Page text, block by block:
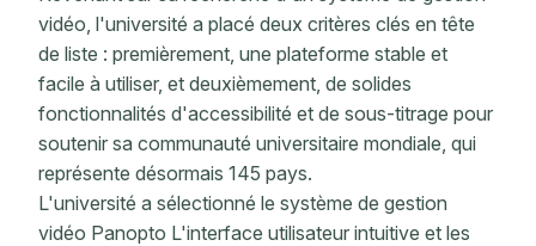
vidéo, l'université a placé deux critères clés en tête
de liste : premièrement, une plateforme stable et
facile à utiliser, et deuxièmement, de solides
fonctionnalités d'accessibilité et de sous-titrage pour
soutenir sa communauté universitaire mondiale, qui
représente désormais 145 pays.
L'université a sélectionné le système de gestion
vidéo Panopto L'interface utilisateur intuitive et les